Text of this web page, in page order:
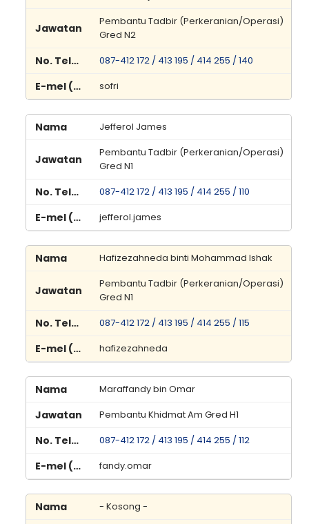
Pembantu Tadbir (Perkeranian/Operasi)
Gred N2
087-412 172 / 413 195 / 414 255 / 140
sofri
Jefferol James
Pembantu Tadbir (Perkeranian/Operasi)
Gred N1
087-412 172 / 413 195 / 414 255 / 110
jefferol.james
Hafizezahneda binti Mohammad Ishak
Pembantu Tadbir (Perkeranian/Operasi)
Gred N1
087-412 172 / 413 195 / 414 255 / 115
hafizezahneda
Maraffandy bin Omar
Pembantu Khidmat Am Gred H1
087-412 172 / 413 195 / 414 255 / 112
fandy.omar
- Kosong -